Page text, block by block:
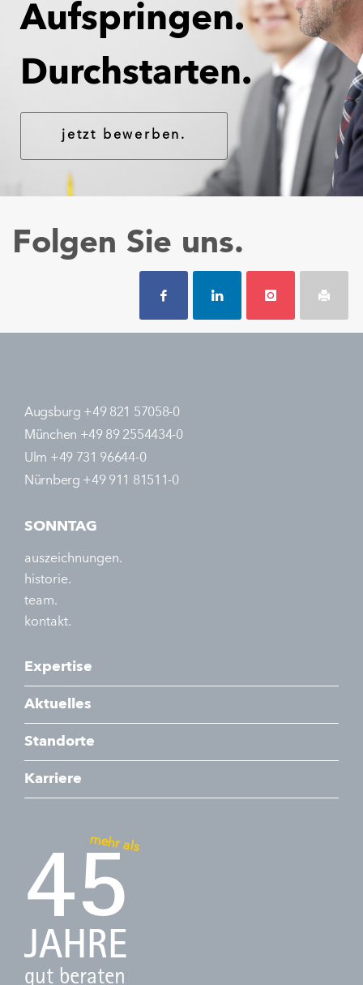
Aufspringen.
Durchstarten.
jetzt bewerben.
Folgen Sie uns.
Augsburg +49 821 57058-0
München +49 89 2554434-0
Ulm +49 731 96644-0
Nürnberg +49 911 81511-0
SONNTAG
auszeichnungen.
historie.
team.
kontakt.
Expertise
Aktuelles
Standorte
Karriere
mehr als
45
JAHRE
gut beraten